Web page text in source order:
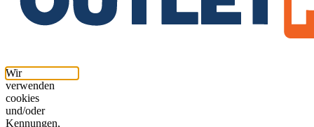
Wir
verwenden
cookies
und/oder
Kennungen,